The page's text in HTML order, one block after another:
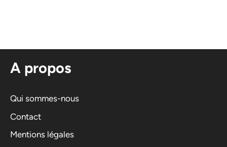
a
i
e
:
A propos
Qui sommes-nous
Contact
Mentions légales